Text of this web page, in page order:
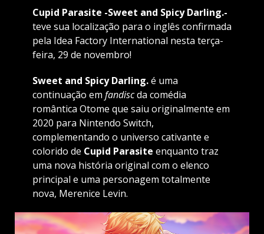
Cupid Parasite -Sweet and Spicy Darling.-
teve sua localização para o inglês confirmada
pela Idea Factory International nesta terça-
feira, 29 de novembro!
Sweet and Spicy Darling.é uma
continuação em fandiscda comédia
romântica Otome que saiu originalmente em
2020 para Nintendo Switch,
complementando o universo cativante e
colorido de Cupid Parasite enquanto traz
uma nova história original com o elenco
principal e uma personagem totalmente
nova, Merenice Levin.